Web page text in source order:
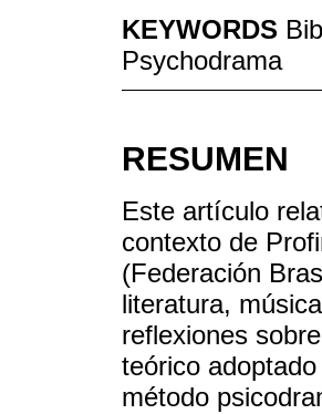
KEYWORDS
Psychodrama
RESUMEN
Este artículo
contexto de
(Federación
literatura,
reflexiones
teórico
método